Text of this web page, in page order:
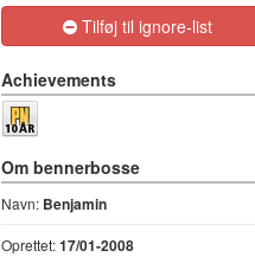
Tilføj til ignore-list
Achievements
Om bennerbosse
Navn: Benjamin
Oprettet:17/01-2008